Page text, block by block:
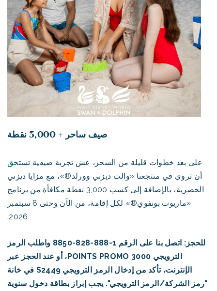
صيف ساحر + 3,000 نقطة
على بعد خطوات قليلة من السحر، عش تجربة صيفية تستحق
أن تروى في منتجعنا «والت ديزني وورلد®»، مع مزايا ديزني
الحصرية، بالإضافة إلى كسب 3,000 نقطة مكافأة من برنامج
«ماريوت بونفوي®» لكل إقامة، من الآن وحتى 8 سبتمبر
2026.
للحجز: اتصل بنا على الرقم 1-888-828-8850 واطلب الرمز
الترويجي 3000 POINTS PROMO، أو عند الحجز عبر
الإنترنت، تأكد من إدخال الرمز الترويجي S2449 في خانة
"رمز الشركة/الرمز الترويجي". يجب إبراز بطاقة دخول سنوية